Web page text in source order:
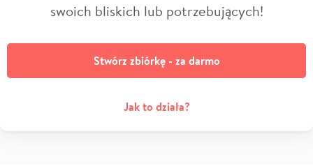
swoich bliskich lub potrzebujących!
Stwórz zbiórkę - za darmo
Jak to działa?